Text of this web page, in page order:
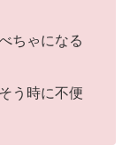
ちゃになる
う時に不便